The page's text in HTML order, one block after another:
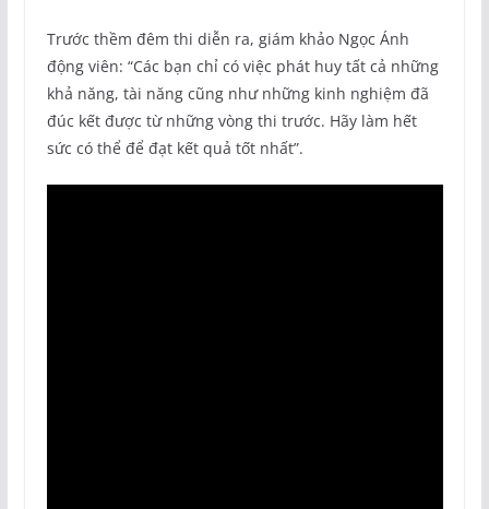
Trước thềm đêm thi diễn ra, giám khảo Ngọc Ánh
động viên: “Các bạn chỉ có việc phát huy tất cả những
khả năng, tài năng cũng như những kinh nghiệm đã
đúc kết được từ những vòng thi trước. Hãy làm hết
sức có thể để đạt kết quả tốt nhất”.